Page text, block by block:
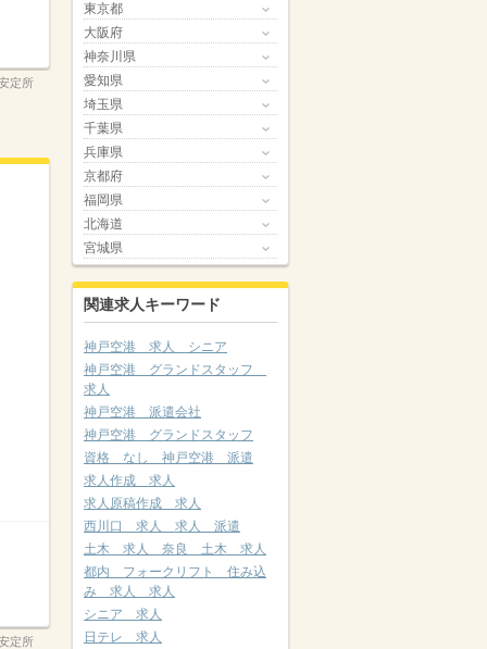
定所
定所
東京都
大阪府
神奈川県
愛知県
埼玉県
千葉県
兵庫県
京都府
福岡県
北海道
宮城県
関連求人キーワード
神戸空港 求人 シニア
神戸空港 グランドスタッフ
求人
神戸空港 派遣会社
神戸空港 グランドスタッフ
資格 なし 神戸空港 派遣
求人作成 求人
求人原稿作成 求人
西川口 求人 求人 派遣
土木 求人 奈良 土木 求人
都内 フォークリフト 住み込
み 求人 求人
シニア 求人
日テレ 求人